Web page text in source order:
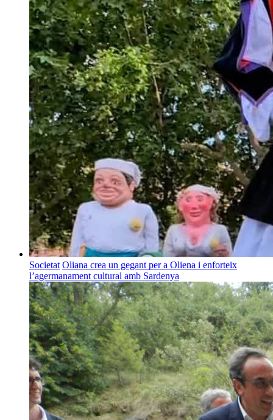
Societat Oliana crea un gegant per a Oliena i enforteix
l’agermanament cultural amb Sardenya